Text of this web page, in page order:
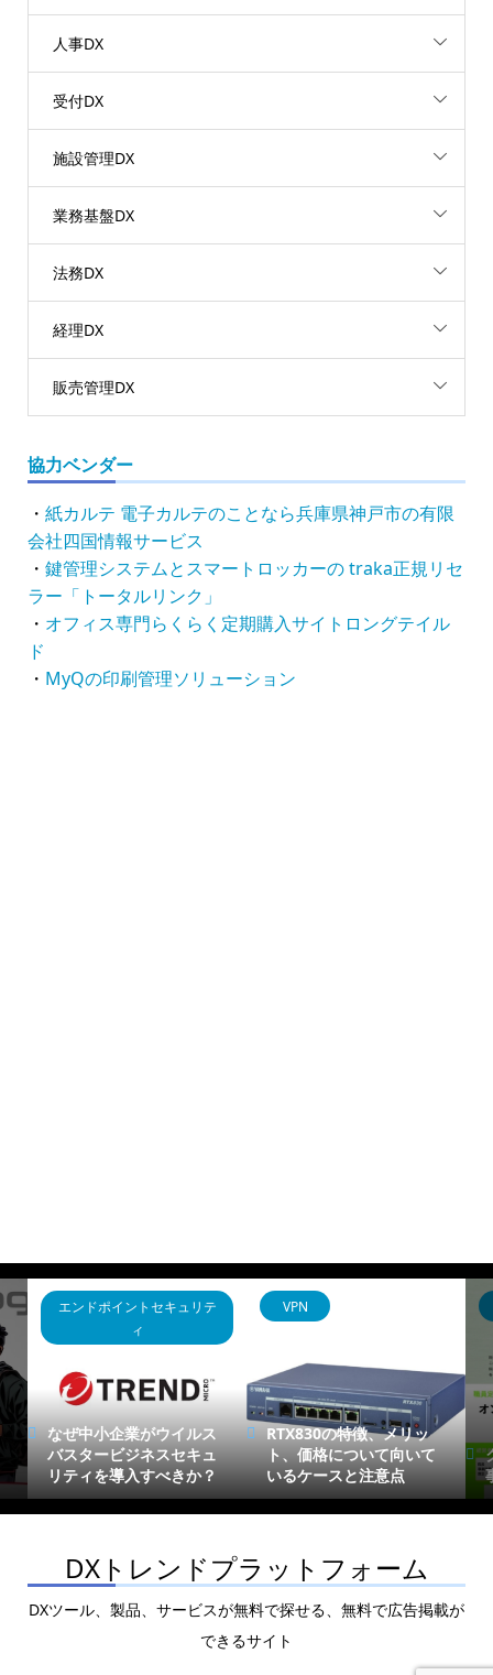
人事DX
受付DX
施設管理DX
業務基盤DX
法務DX
経理DX
販売管理DX
協力ベンダー
・ 紙カルテ 電子カルテのことなら兵庫県神戸市の有限
会社四国情報サービス
・ 鍵管理システムとスマートロッカーの traka正規リセ
ラー「トータルリンク」
・ オフィス専門らくらく定期購入サイトロングテイル
ド
・ MyQの印刷管理ソリューション
エンドポイントセキュリテ
ィ
なぜ中小企業がウイルス
バスタービジネスセキュ
リティを導入すべきか？
VPN
RTX830の特徴、メリッ
ト、価格について向いて
いるケースと注意点
DXトレンドプラットフォーム
DXツール、製品、サービスが無料で探せる、無料で広告掲載が
できるサイト